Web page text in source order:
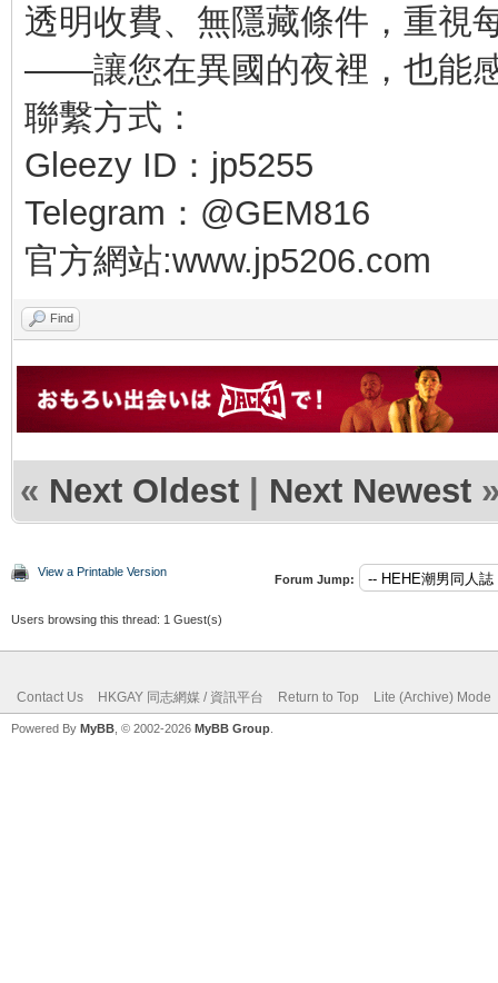
透明收費、無隱藏條件，重視
——讓您在異國的夜裡，也能
聯繫方式：
Gleezy ID：jp5255
Telegram：@GEM816
官方網站:www.jp5206.com
Find
« Next Oldest | Next Newest
View a Printable Version
Forum Jump:
Users browsing this thread: 1 Guest(s)
Contact Us HKGAY 同志網媒 / 資訊平台 Return to Top Lite (Archive) Mode
Powered By MyBB , © 2002-2026 MyBB Group